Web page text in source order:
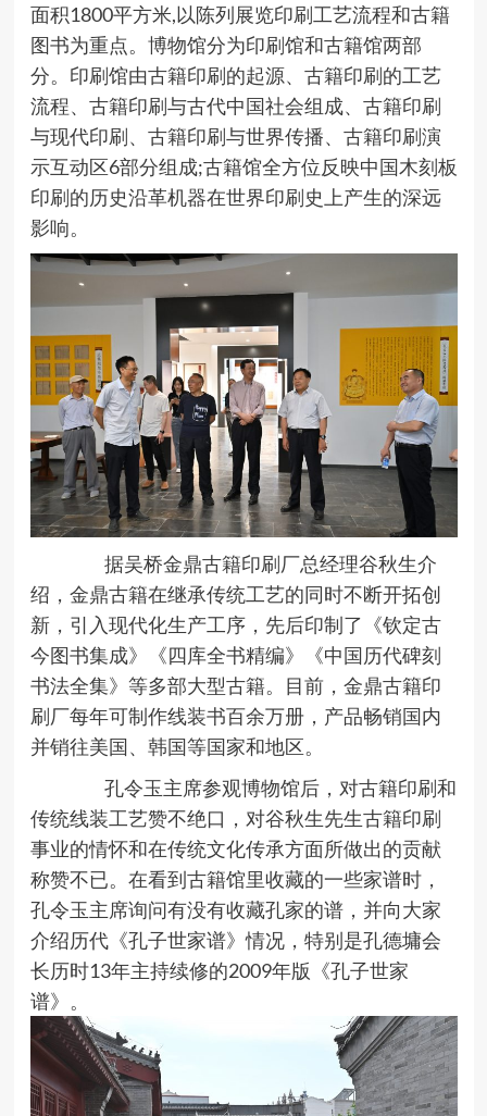
面积1800平方米,以陈列展览印刷工艺流程和古籍
图书为重点。博物馆分为印刷馆和古籍馆两部
分。印刷馆由古籍印刷的起源、古籍印刷的工艺
流程、古籍印刷与古代中国社会组成、古籍印刷
与现代印刷、古籍印刷与世界传播、古籍印刷演
示互动区6部分组成;古籍馆全方位反映中国木刻板
印刷的历史沿革机器在世界印刷史上产生的深远
影响。
据吴桥金鼎古籍印刷厂总经理谷秋生介
绍，金鼎古籍在继承传统工艺的同时不断开拓创
新，引入现代化生产工序，先后印制了《钦定古
今图书集成》《四库全书精编》《中国历代碑刻
书法全集》等多部大型古籍。目前，金鼎古籍印
刷厂每年可制作线装书百余万册，产品畅销国内
并销往美国、韩国等国家和地区。
孔令玉主席参观博物馆后，对古籍印刷和
传统线装工艺赞不绝口，对谷秋生先生古籍印刷
事业的情怀和在传统文化传承方面所做出的贡献
称赞不已。在看到古籍馆里收藏的一些家谱时，
孔令玉主席询问有没有收藏孔家的谱，并向大家
介绍历代《孔子世家谱》情况，特别是孔德墉会
长历时13年主持续修的2009年版《孔子世家
谱》。